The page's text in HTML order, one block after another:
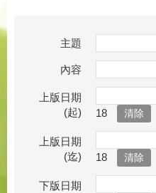
主題
內容
上版日期
(起)
18
上版日期
(迄)
18
下版日期